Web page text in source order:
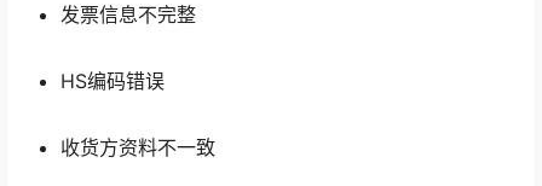
发票信息不完整
HS编码错误
收货方资料不一致